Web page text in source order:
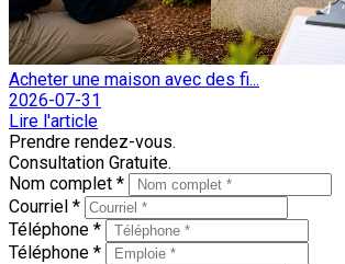
Acheter une maison avec des fi...
2026-07-31
Lire l'article
Prendre rendez-vous.
Consultation Gratuite.
Nom complet *
Courriel *
Téléphone *
Téléphone *